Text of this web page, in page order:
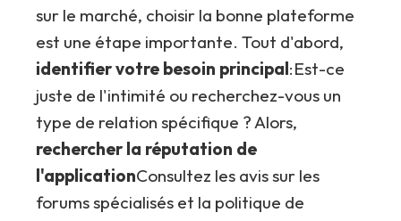
sur le marché, choisir la bonne plateforme
est une étape importante. Tout d'abord,
identifier votre besoin principal:Est-ce
juste de l'intimité ou recherchez-vous un
type de relation spécifique ? Alors,
rechercher la réputation de
l'applicationConsultez les avis sur les
forums spécialisés et la politique de